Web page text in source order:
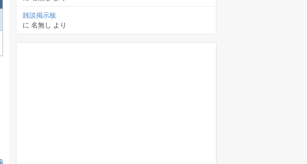
雑談掲示板
に 名無し より